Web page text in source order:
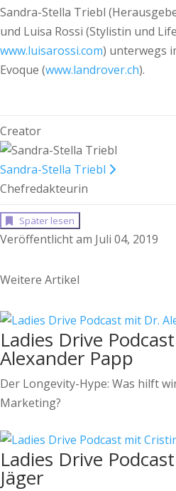
Sandra-Stella Triebl
und Luisa Rossi (Stylistin und
www.luisarossi.com) unterwegs
Evoque (www.landrover.ch).
Creator
Sandra-Stella Triebl
Chefredakteurin
Später lesen
Veröffentlicht am Juli 04, 2019
Weitere Artikel
Ladies Drive
Alexander Papp
Der Longevity-Hype: Was hilft
Marketing?
Ladies Drive
Jäger